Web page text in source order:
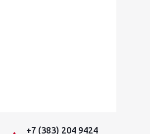
+7 (383) 204 9424